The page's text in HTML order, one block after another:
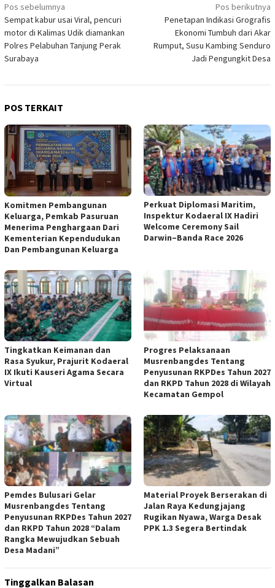
Navigasi
pos
Pos sebelumnya
Sempat kabur usai Viral, pencuri
motor di Kalimas Udik diamankan
Polres Pelabuhan Tanjung Perak
Surabaya
Pos berikutnya
Penetapan Indikasi Grografis
Ekonomi Tumbuh dari Akar
Rumput, Susu Kambing Senduro
Jadi Pengungkit Desa
POS TERKAIT
Komitmen Pembangunan
Keluarga, Pemkab Pasuruan
Menerima Penghargaan Dari
Kementerian Kependudukan
Dan Pembangunan Keluarga
Perkuat Diplomasi Maritim,
Inspektur Kodaeral IX Hadiri
Welcome Ceremony Sail
Darwin–Banda Race 2026
Tingkatkan Keimanan dan
Rasa Syukur, Prajurit Kodaeral
IX Ikuti Kauseri Agama Secara
Virtual
Progres Pelaksanaan
Musrenbangdes Tentang
Penyusunan RKPDes Tahun 2027
dan RKPD Tahun 2028 di Wilayah
Kecamatan Gempol
Pemdes Bulusari Gelar
Musrenbangdes Tentang
Penyusunan RKPDes Tahun 2027
dan RKPD Tahun 2028 “Dalam
Rangka Mewujudkan Sebuah
Desa Madani”
Material Proyek Berserakan di
Jalan Raya Kedungjajang
Rugikan Nyawa, Warga Desak
PPK 1.3 Segera Bertindak
Tinggalkan Balasan